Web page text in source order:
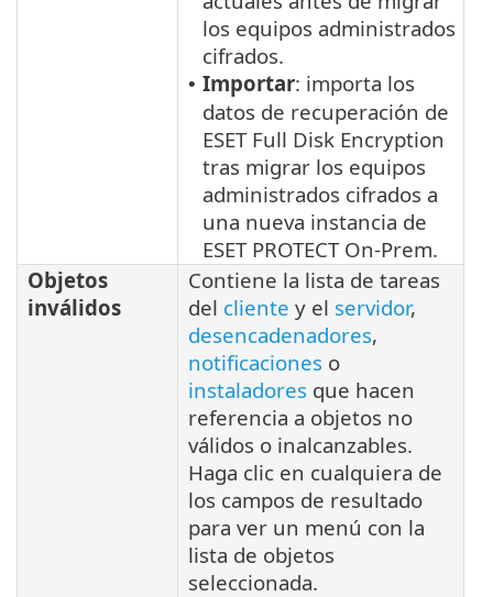
los equipos administrados
cifrados.
• Importar: importa los
datos de recuperación de
ESET Full Disk Encryption
tras migrar los equipos
administrados cifrados a
una nueva instancia de
ESET PROTECT On-Prem.
Objetos
inválidos
Contiene la lista de tareas
del cliente y el servidor,
desencadenadores,
notificaciones o
instaladores que hacen
referencia a objetos no
válidos o inalcanzables.
Haga clic en cualquiera de
los campos de resultado
para ver un menú con la
lista de objetos
seleccionada.